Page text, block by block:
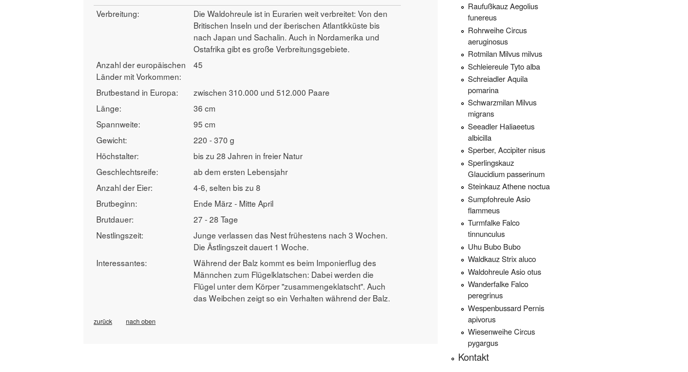
Verbreitung:
Die Waldohreule ist in Eurarien weit verbreitet: Von den
Britischen Inseln und der iberischen Atlantikküste bis
nach Japan und Sachalin. Auch in Nordamerika und
Ostafrika gibt es große Verbreitungsgebiete.
Anzahl der europäischen
Länder mit Vorkommen:
45
Brutbestand in Europa:
zwischen 310.000 und 512.000 Paare
Länge:
36 cm
Spannweite:
95 cm
Gewicht:
220 - 370 g
Höchstalter:
bis zu 28 Jahren in freier Natur
Geschlechtsreife:
ab dem ersten Lebensjahr
Anzahl der Eier:
4-6, selten bis zu 8
Brutbeginn:
Ende März - Mitte April
Brutdauer:
27 - 28 Tage
Nestlingszeit:
Junge verlassen das Nest frühestens nach 3 Wochen.
Die Ästlingszeit dauert 1 Woche.
Interessantes:
Während der Balz kommt es beim Imponierflug des
Männchen zum Flügelklatschen: Dabei werden die
Flügel unter dem Körper "zusammengeklatscht". Auch
das Weibchen zeigt so ein Verhalten während der Balz.
zurück nach oben
Raufußkauz Aegolius
funereus
Rohrweihe Circus
aeruginosus
Rotmilan Milvus milvus
Schleiereule Tyto alba
Schreiadler Aquila
pomarina
Schwarzmilan Milvus
migrans
Seeadler Haliaeetus
albicilla
Sperber, Accipiter nisus
Sperlingskauz
Glaucidium passerinum
Steinkauz Athene noctua
Sumpfohreule Asio
flammeus
Turmfalke Falco
tinnunculus
Uhu Bubo Bubo
Waldkauz Strix aluco
Waldohreule Asio otus
Wanderfalke Falco
peregrinus
Wespenbussard Pernis
apivorus
Wiesenweihe Circus
pygargus
Kontakt